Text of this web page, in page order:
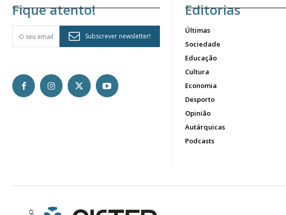
Fique atento!
Subscrever newsletter!
Editorias
Últimas
Sociedade
Educação
Cultura
Economia
Desporto
Opinião
Autárquicas
Podcasts